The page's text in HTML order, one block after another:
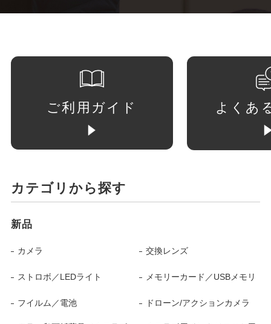
ご利用ガイド よくあ
カテゴリから探す
新品
カメラ 交換レンズ
ストロボ／LEDライト メモリーカード／USBメモリ
フイルム／電池 ドローン/アクションカメラ